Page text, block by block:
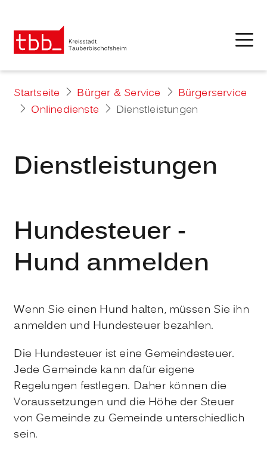
Startseite Bürger & Service
Bürgerservice
Onlinedienste
Dienstleistungen
Dienstleistungen
Hundesteuer -
Hund anmelden
Wenn Sie einen Hund halten, müssen Sie ihn
anmelden und Hundesteuer bezahlen.
Die Hundesteuer ist eine Gemeindesteuer.
Jede Gemeinde kann dafür eigene
Regelungen festlegen. Daher können die
Voraussetzungen und die Höhe der Steuer
von Gemeinde zu Gemeinde unterschiedlich
sein.